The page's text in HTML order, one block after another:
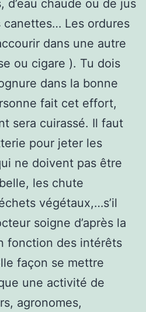
d’eau chaude ou de jus
canettes… Les ordures
dans une autre
ou cigare ). Tu dois
dans la bonne
fait cet effort,
sera cuirassé. Il faut
pour jeter les
ne doivent pas être
les chute
végétaux,…s’il
soigne d’après la
fonction des intérêts
façon se mettre
une activité de
agronomes,